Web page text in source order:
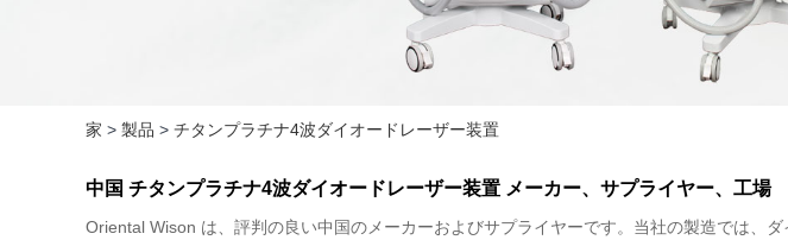
家 > 製品 > チタンプラチナ4波ダイオードレーザー装置
中国 チタンプラチナ4波ダイオードレーザー装置 メーカー、サプライヤー、工場
Oriental Wison は、評判の良い中国のメーカーおよびサプライヤーです。当社の製造では、